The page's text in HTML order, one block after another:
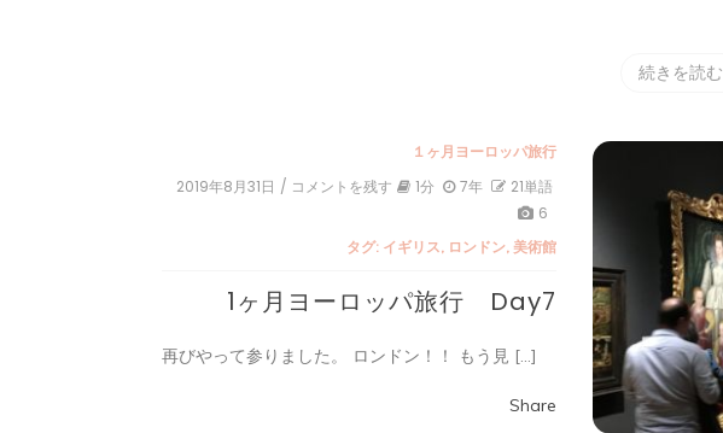
続きを読む
１ヶ月ヨーロッパ旅行
2019年8月31日 / コメントを残す on
月
ー
パ
1分 7年
21単語
6
タグ: イギリス , ロンドン,美術館
1ヶ月ヨーロッパ旅行 Day7
再びやって参りました。 ロンドン！！ もう見 […]
Share